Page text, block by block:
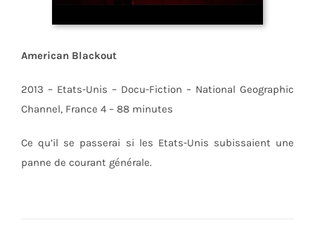
American Blackout
2013 – Etats-Unis – Docu-Fiction – National Geographic
Channel, France 4 – 88 minutes
Ce qu’il se passerai si les Etats-Unis subissaient une
panne de courant générale.